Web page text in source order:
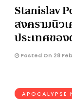
Stanislav
สงครามนิว
ประเทศขอ
Posted On 28
APOCALYPSE